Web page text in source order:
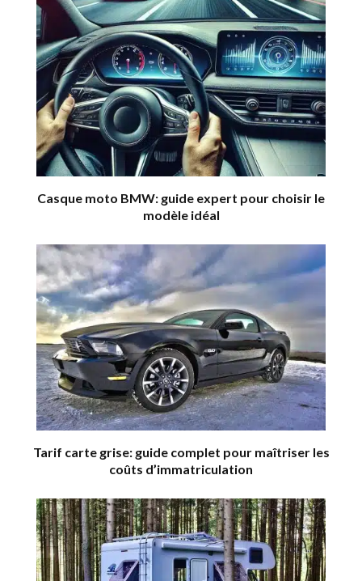
Casque moto BMW: guide expert pour choisir le
modèle idéal
Tarif carte grise: guide complet pour maîtriser les
coûts d’immatriculation